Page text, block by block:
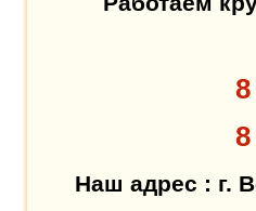
Наш адрес : г.